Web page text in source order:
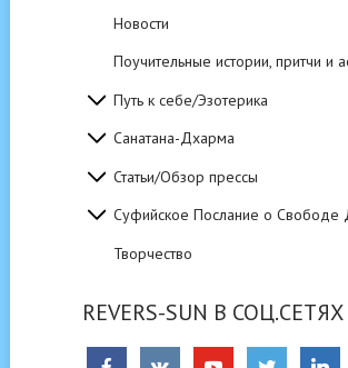
Новости
Поучительные истории, притчи и
Путь к себе/Эзотерика
Санатана-Дхарма
Статьи/Обзор прессы
Суфийское Послание о Свободе
Творчество
REVERS-SUN В СОЦ.СЕТЯХ